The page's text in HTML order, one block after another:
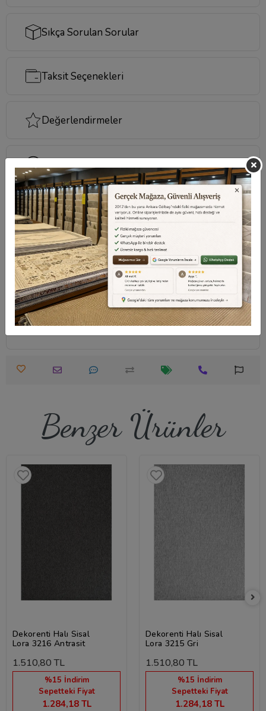
Sıkça Sorulan Sorular
Taksit Seçenekleri
Değerlendirmeler
Aklınızdaki soruların yanıtları ve önemli konuların
cevapları içindestek merkezisayfamızı ziyaret
edebilirsiniz.
Destek Merkezi
0540 001 51 51
Whatsapp Destek
0540 001 51 51
Öneri ve Şikayet
Benzer Ürünler
Dekorenti Halı Sisal
Lora 3216 Antrasit
1.510,80 TL
%15 İndirim
Sepetteki Fiyat
1.284,18 TL
Dekorenti Halı Sisal
Lora 3215 Gri
1.510,80 TL
%15 İndirim
Sepetteki Fiyat
1.284,18 TL